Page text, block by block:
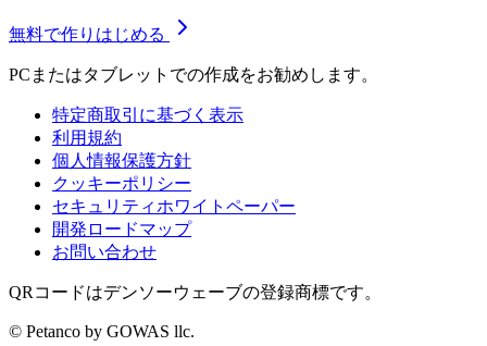
無料で作りはじめる
PCまたはタブレットでの作成をお勧めします。
特定商取引に基づく表示
利用規約
個人情報保護方針
クッキーポリシー
セキュリティホワイトペーパー
開発ロードマップ
お問い合わせ
QRコードはデンソーウェーブの登録商標です。
© Petanco by GOWAS llc.